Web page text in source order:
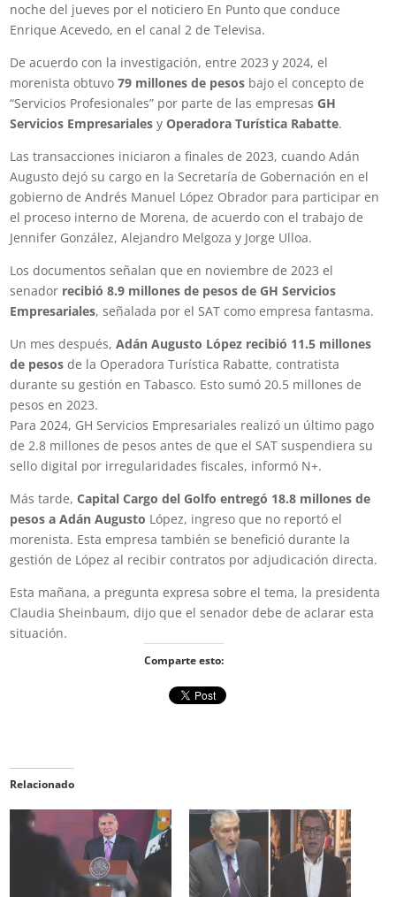
noche del jueves por el noticiero En Punto que conduce
Enrique Acevedo, en el canal 2 de Televisa.
De acuerdo con la investigación, entre 2023 y 2024, el
morenista obtuvo79 millones de pesos bajo el concepto de
“Servicios Profesionales” por parte de las empresas GH
Servicios Empresariales yOperadora Turística Rabatte.
Las transacciones iniciaron a finales de 2023, cuando Adán
Augusto dejó su cargo en la Secretaría de Gobernación en el
gobierno de Andrés Manuel López Obrador para participar en
el proceso interno de Morena, de acuerdo con el trabajo de
Jennifer González, Alejandro Melgoza y Jorge Ulloa.
Los documentos señalan que en noviembre de 2023 el
senador recibió 8.9 millones de pesos de GH Servicios
Empresariales, señalada por el SAT como empresa fantasma.
Un mes después,Adán Augusto López recibió 11.5 millones
de pesos de la Operadora Turística Rabatte, contratista
durante su gestión en Tabasco. Esto sumó 20.5 millones de
pesos en 2023.
Para 2024, GH Servicios Empresariales realizó un último pago
de 2.8 millones de pesos antes de que el SAT suspendiera su
sello digital por irregularidades fiscales, informó N+.
Más tarde,Capital Cargo del Golfo entregó 18.8 millones de
pesos a Adán Augusto López, ingreso que no reportó el
morenista. Esta empresa también se benefició durante la
gestión de López al recibir contratos por adjudicación directa.
Esta mañana, a pregunta expresa sobre el tema, la presidenta
Claudia Sheinbaum, dijo que el senador debe de aclarar esta
situación.
Comparte esto:
Relacionado